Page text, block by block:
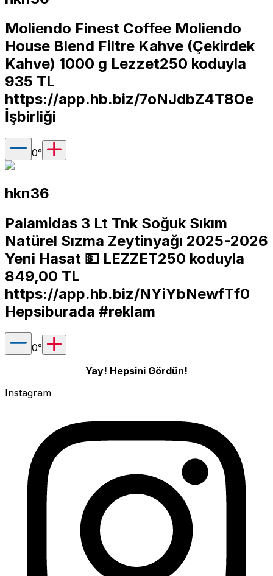
Moliendo Finest Coffee Moliendo
House Blend Filtre Kahve (Çekirdek
Kahve) 1000 g Lezzet250 koduyla
935 TL
https://app.hb.biz/7oNJdbZ4T8Oe
İşbirliği
0°
hkn36
Palamidas 3 Lt Tnk Soğuk Sıkım
Natürel Sızma Zeytinyağı 2025-2026
Yeni Hasat 💵 LEZZET250 koduyla
849,00 TL
https://app.hb.biz/NYiYbNewfTf0
Hepsiburada #reklam
0°
Yay! Hepsini Gördün!
Instagram